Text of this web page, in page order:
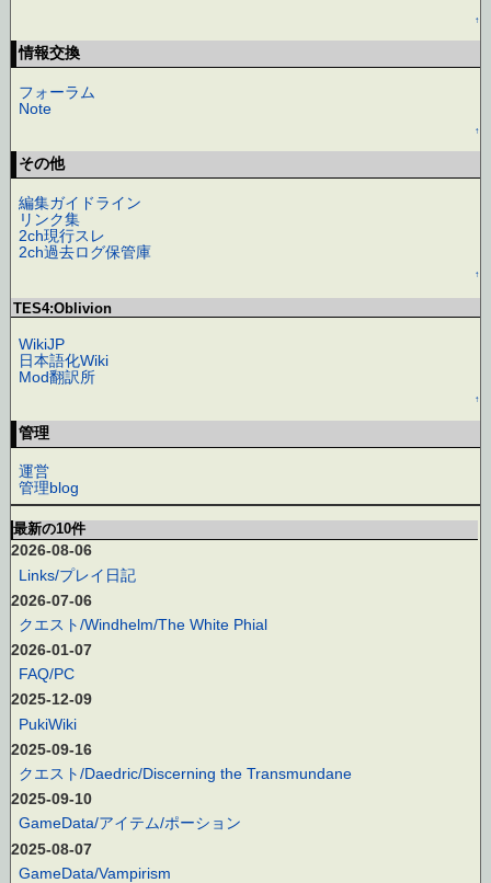
↑
情報交換
フォーラム
Note
↑
その他
編集ガイドライン
リンク集
2ch現行スレ
2ch過去ログ保管庫
↑
TES4:Oblivion
WikiJP
日本語化Wiki
Mod翻訳所
↑
管理
運営
管理blog
最新の10件
2026-08-06
Links/プレイ日記
2026-07-06
クエスト/Windhelm/The White Phial
2026-01-07
FAQ/PC
2025-12-09
PukiWiki
2025-09-16
クエスト/Daedric/Discerning the Transmundane
2025-09-10
GameData/アイテム/ポーション
2025-08-07
GameData/Vampirism